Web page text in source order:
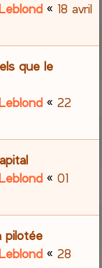
« 18 avril
que le
«22
«01
pilotée
«28